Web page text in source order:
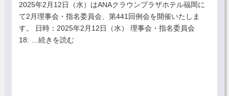
2025年2月12日（水）はANAクラウンプラザホテル福岡に
て2月理事会・指名委員会、第441回例会を開催いたしま
す。 日時：2025年2月12日（水） 理事会・指名委員会
18: …続きを読む